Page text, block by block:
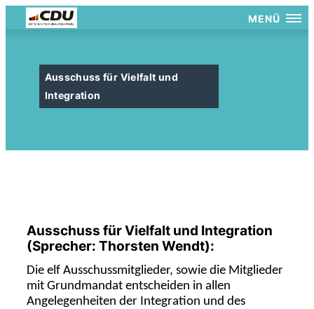
MENÜ
Ausschuss für Vielfalt und
Integration
Ausschuss für Vielfalt und Integration
(Sprecher: Thorsten Wendt):
Die elf Ausschussmitglieder, sowie die Mitglieder
mit Grundmandat entscheiden in allen
Angelegenheiten der Integration und des